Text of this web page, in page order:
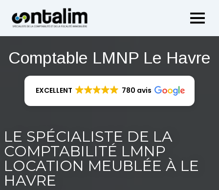
Comptable LMNP Le Havre
EXCELLENT 780 avis
LE SPÉCIALISTE DE LA
COMPTABILITÉ LMNP
LOCATION MEUBLÉE À LE
HAVRE